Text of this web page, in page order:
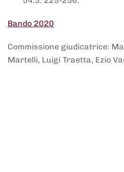
Bando 2020
Commissione giudicatrice:
Martelli, Luigi Traetta, Ezio